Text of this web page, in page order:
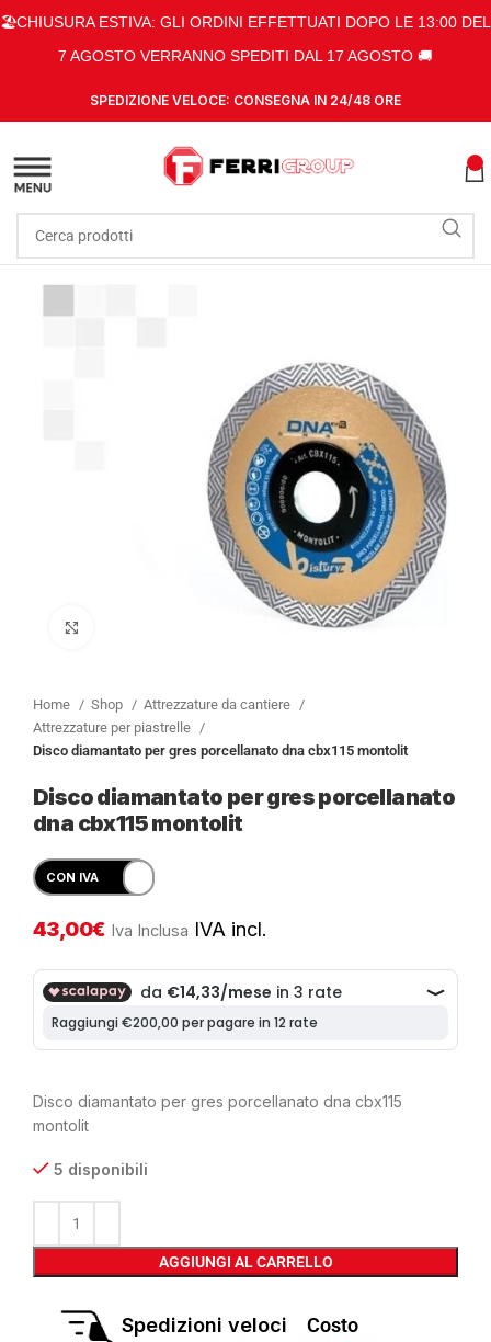
🏖️CHIUSURA ESTIVA: GLI ORDINI EFFETTUATI DOPO LE 13:00 DEL
7 AGOSTO VERRANNO SPEDITI DAL 17 AGOSTO 🚚
SPEDIZIONE VELOCE: CONSEGNA IN 24/48 ORE
Home Shop
Attrezzature da cantiere
Attrezzature per piastrelle
Disco diamantato per gres porcellanato dna cbx115 montolit
Disco diamantato per gres porcellanato
dna cbx115 montolit
43,00€ Iva Inclusa IVA incl.
Disco diamantato per gres porcellanato dna cbx115
montolit
5 disponibili
AGGIUNGI AL CARRELLO
Spedizioni veloci Costo